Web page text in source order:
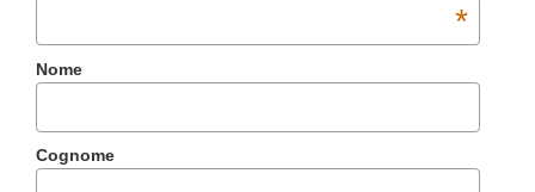
*
Nome
Cognome